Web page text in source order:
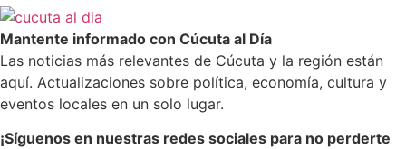
Mantente informado con Cúcuta al Día
Las noticias más relevantes de Cúcuta y la región están
aquí. Actualizaciones sobre política, economía, cultura y
eventos locales en un solo lugar.
¡Síguenos en nuestras redes sociales para no perderte